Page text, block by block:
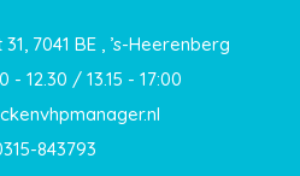
7041 BE , ’s-Heerenberg
- 12.30 / 13.15 - 17:00
843793